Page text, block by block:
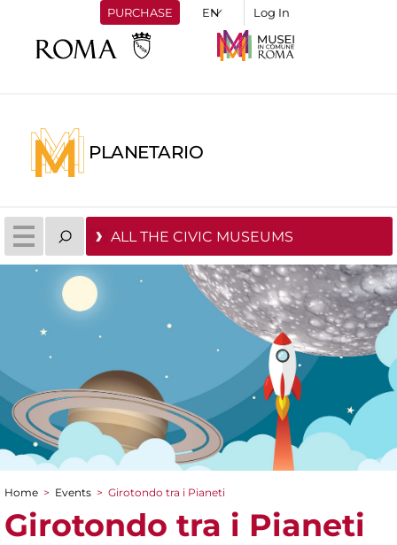
PURCHASE Log In
PLANETARIO
ALL THE CIVIC MUSEUMS
You are here
Home > Events > Girotondo tra i Pianeti
Girotondo tra i Pianeti